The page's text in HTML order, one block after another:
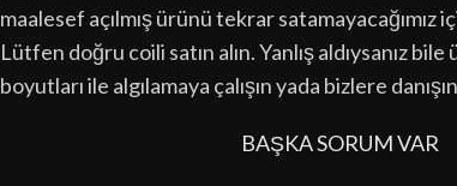
maalesef açılmış ürünü tekrar satamayacağımız
Lütfen doğru coili satın alın. Yanlış aldıysanız
boyutları ile algılamaya çalışın yada bizlere
BAŞKA SORUM VAR